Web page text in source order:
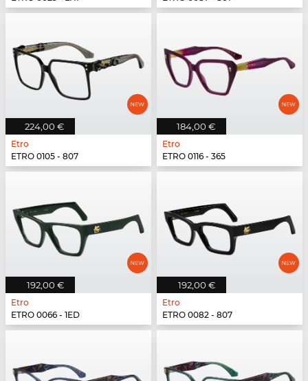
224,00 €
Etro
ETRO 0105 - 807
184,00 €
Etro
ETRO 0116 - 365
192,00 €
Etro
ETRO 0066 - 1ED
192,00 €
Etro
ETRO 0082 - 807